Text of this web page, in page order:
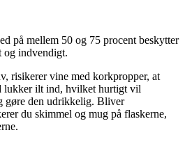
på mellem 50 og 75 procent beskytter
og indvendigt.
risikerer vine med korkpropper, at
lukker ilt ind, hvilket hurtigt vil
gøre den udrikkelig. Bliver
du skimmel og mug på flaskerne,